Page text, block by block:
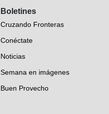
Boletines
Cruzando Fronteras
Conéctate
Noticias
Semana en imágenes
Buen Provecho